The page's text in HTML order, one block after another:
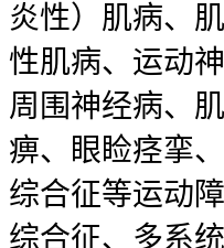
炎性）肌病、
性肌病、运动
周围神经病、
痹、眼睑痉挛
综合征等运动
综合征、多系